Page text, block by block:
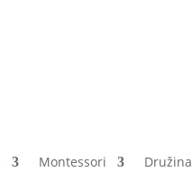
Montessori Družina